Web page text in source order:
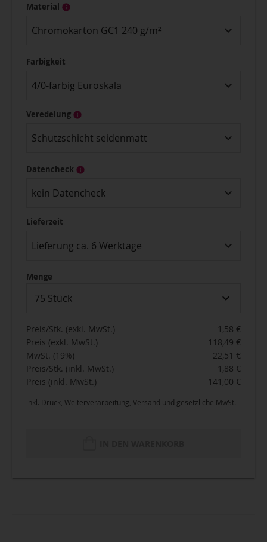
Material
Chromokarton GC1 240 g/m²
Farbigkeit
4/0-farbig Euroskala
Veredelung
Schutzschicht seidenmatt
Datencheck
kein Datencheck
Lieferzeit
Lieferung ca. 6 Werktage
Menge
75 Stück
Preis/Stk. (exkl. MwSt.)
Preis (exkl. MwSt.)
MwSt. (19%)
Preis/Stk. (inkl. MwSt.)
Preis (inkl. MwSt.)
1,58 €
118,49 €
22,51 €
1,88 €
141,00 €
inkl. Druck, Weiterverarbeitung, Versand und gesetzliche MwSt.